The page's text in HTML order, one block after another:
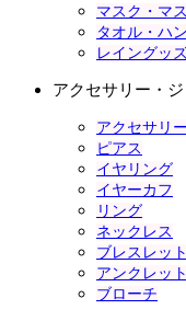
マスク・マ
タオル・ハ
レイングッ
アクセサリー・
アクセサリ
ピアス
イヤリング
イヤーカフ
リング
ネックレス
ブレスレット
アンクレット
ブローチ